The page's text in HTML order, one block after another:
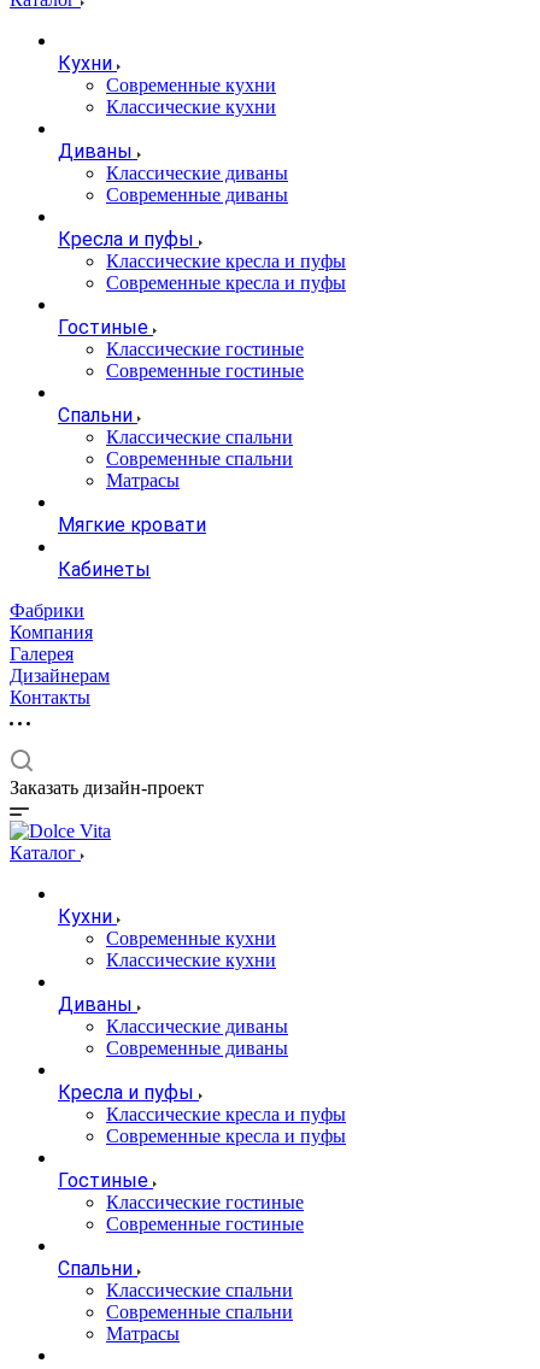
Кухни
Современные кухни
Классические кухни
Диваны
Классические диваны
Современные диваны
Кресла и пуфы
Классические кресла и пуфы
Современные кресла и пуфы
Гостиные
Классические гостиные
Современные гостиные
Спальни
Классические спальни
Современные спальни
Матрасы
Мягкие кровати
Кабинеты
Фабрики
Компания
Галерея
Дизайнерам
Контакты
Заказать дизайн-проект
Каталог
Кухни
Современные кухни
Классические кухни
Диваны
Классические диваны
Современные диваны
Кресла и пуфы
Классические кресла и пуфы
Современные кресла и пуфы
Гостиные
Классические гостиные
Современные гостиные
Спальни
Классические спальни
Современные спальни
Матрасы